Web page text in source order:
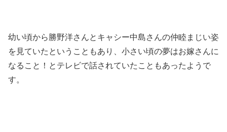
幼い頃から勝野洋さんとキャシー中島さんの仲睦まじい姿
を見ていたということもあり、小さい頃の夢はお嫁さんに
なること！とテレビで話されていたこともあったようで
す。